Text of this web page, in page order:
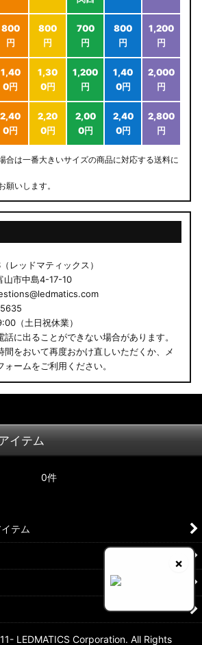
800
円
800
円
700
円
800
円
1,200
円
1,40
0円
1,30
0円
1,200
円
1,40
0円
2,000
円
2,40
0円
2,20
0円
2,00
0円
2,40
0円
2,800
円
合は一番大きいサイズの商品に対応する送料に
願いします。
レッドマティックス）
山市中島4-17-10
（土日祝休業）
に出ることができない場合があります。
間をおいて再度おかけ直しいただくか、メ
ームをご利用ください。
×
イテム
0件
テム
LEDMATICS Corporation. All Rights